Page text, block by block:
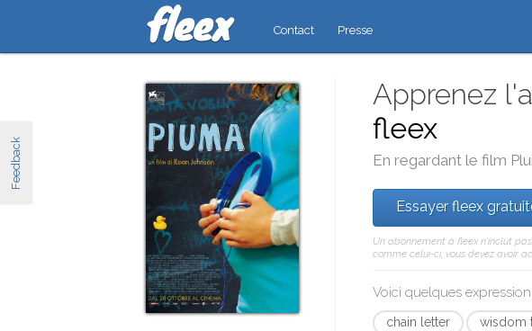
Feedback
Contact Presse
Apprenez
fleex
En regardant le film
Essayer fleex
Un abonnement à fleex n'inclut
comme celui-ci, vous devez avoir
Voici quelques
chain letter wisdom